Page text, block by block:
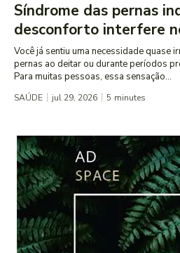
Síndrome das pernas
desconforto interfere
Você já sentiu uma necessidade quase
pernas ao deitar ou durante períodos
Para muitas pessoas, essa sensação...
SAÚDE jul 29, 2026 5 minutes